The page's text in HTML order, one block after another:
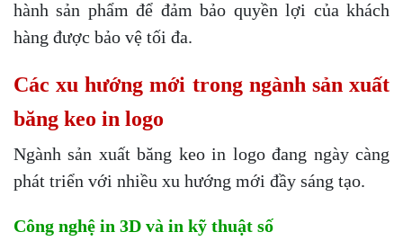
hành sản phẩm để đảm bảo quyền lợi của khách
hàng được bảo vệ tối đa.
Các xu hướng mới trong ngành sản xuất
băng keo in logo
Ngành sản xuất băng keo in logo đang ngày càng
phát triển với nhiều xu hướng mới đầy sáng tạo.
Công nghệ in 3D và in kỹ thuật số